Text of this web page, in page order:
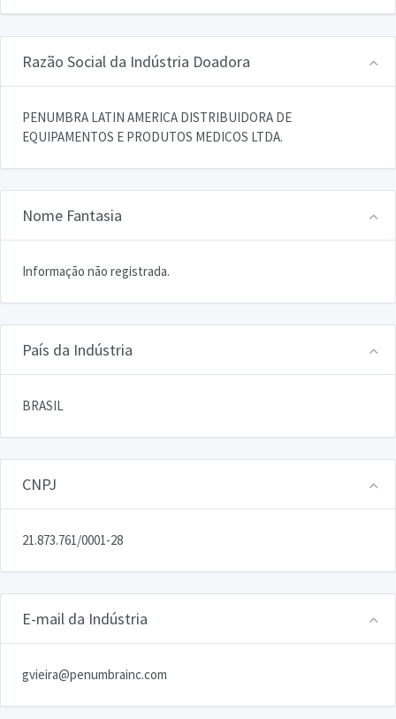
Razão Social da Indústria Doadora
PENUMBRA LATIN AMERICA DISTRIBUIDORA DE
EQUIPAMENTOS E PRODUTOS MEDICOS LTDA.
Nome Fantasia
Informação não registrada.
País da Indústria
BRASIL
CNPJ
21.873.761/0001-28
E-mail da Indústria
gvieira@penumbrainc.com